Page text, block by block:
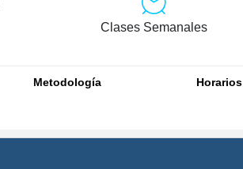
Clases Semanales
Metodología Horarios